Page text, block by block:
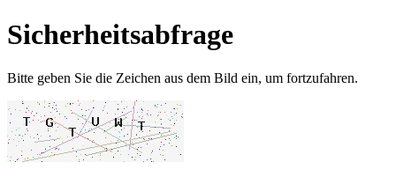
Sicherheitsabfrage
Bitte geben Sie die Zeichen aus dem Bild ein, um fortzufahren.